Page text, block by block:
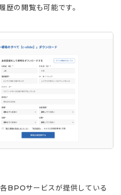
歴の閲覧も可能です。
BPOサービスが提供している